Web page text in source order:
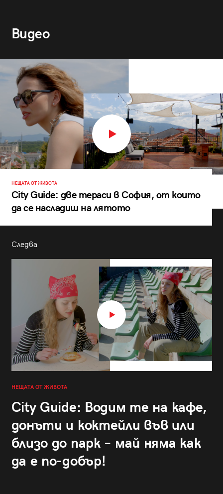
Видео
НЕЩАТА ОТ ЖИВОТА
City Guide: две тераси в София, от които
да се насладиш на лятото
Следва
НЕЩАТА ОТ ЖИВОТА
City Guide: Водим те на кафе,
донъти и коктейли във или
близо до парк – май няма как
да е по-добър!